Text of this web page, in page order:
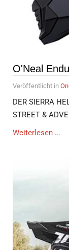
O'Neal
Veröffentlicht in
DER SIERRA
STREET &
Weiterlesen ...